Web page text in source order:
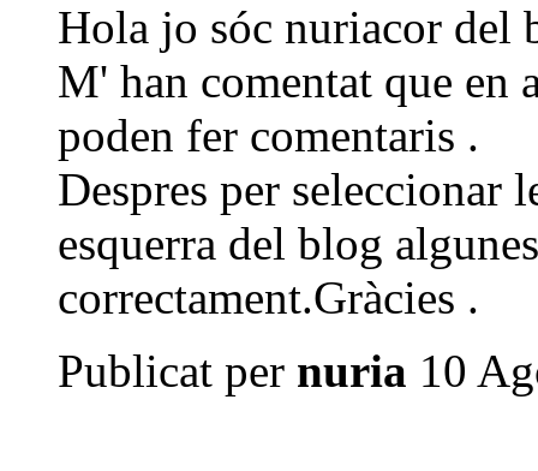
Hola jo sóc nuriacor del
M' han comentat que en
poden fer comentaris .
Despres per seleccionar
esquerra del blog
correctament.Gràcies .
Publicat per nuria 10